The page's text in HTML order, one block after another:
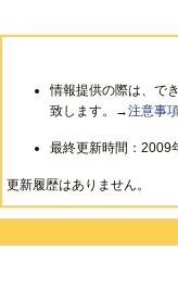
情報提供の際は、で
致します。→注意事
最終更新時間：2009
更新履歴はありません。